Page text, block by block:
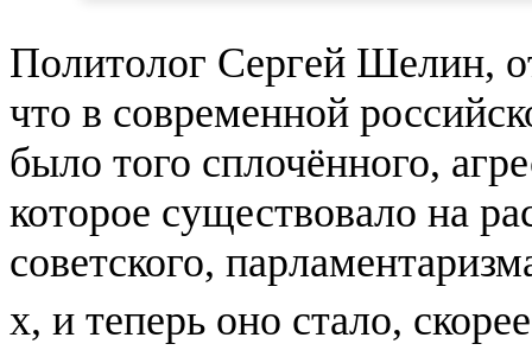
Политолог Сергей Шелин,
что в современной
было того сплочённого,
которое существовало на
советского,
х, и теперь оно стало,